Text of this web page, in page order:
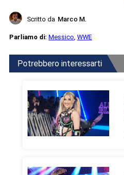
Scritto da Marco M.
Parliamo di: Messico, WWE
Potrebbero interessarti